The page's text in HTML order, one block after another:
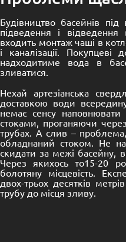
Будівництво басейнів
підведення і
входить монтаж чаші в
і каналізації. Покупцеві
надходитиме вода в
зливатися.
Нехай артезіанська
доставкою води
немає сенсу
стоками, проганяючи
трубах. А слив –
обладнаний стоком. Не
скидати за межі басейну,
Через якихось то15-20
болотяну місцевість.
двох-трьох десятків
трубу до місця зливу.